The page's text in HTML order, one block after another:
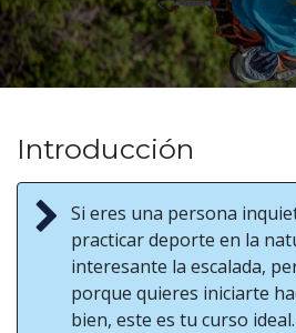
Introducción
Si eres una persona
practicar deporte en la
interesante la escalada,
porque quieres iniciarte
bien, este es tu curso ideal.